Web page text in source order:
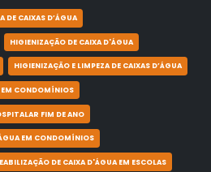
DE CAIXAS D’ÁGUA
HIGIENIZAÇÃO DE CAIXA D'ÁGUA
HIGIENIZAÇÃO E LIMPEZA DE CAIXAS D’ÁGUA
EM CONDOMÍNIOS
FIM DE ANO
EM CONDOMÍNIOS
DE CAIXA D'ÁGUA EM ESCOLAS